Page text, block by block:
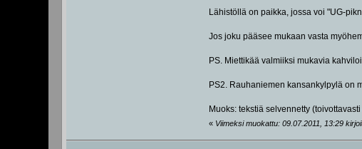
Lähistöllä on paikka, jossa voi "UG-
Jos joku pääsee mukaan vasta
PS. Miettikää valmiiksi mukavia
PS2. Rauhaniemen kansankylpylä on
Muoks: tekstiä selvennetty (toivottavasti
« Viimeksi muokattu: 09.07.2011, 13:29